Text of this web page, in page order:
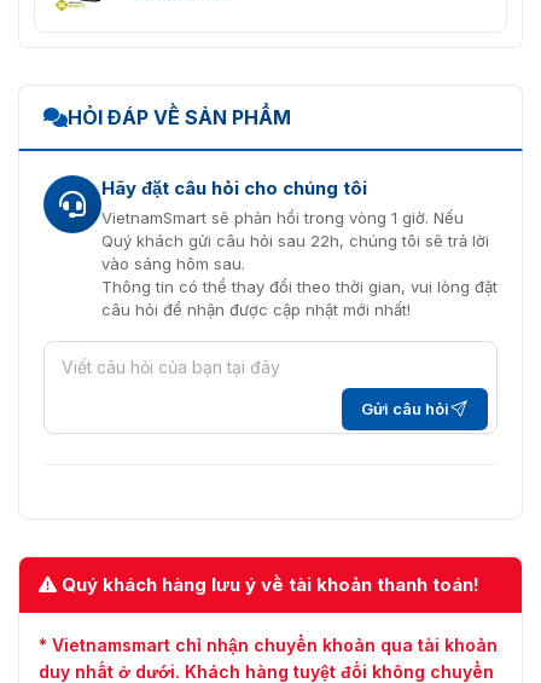
HỎI ĐÁP VỀ SẢN PHẨM
Hãy đặt câu hỏi cho chúng tôi
VietnamSmart sẽ phản hồi trong vòng 1 giờ. Nếu
Quý khách gửi câu hỏi sau 22h, chúng tôi sẽ trả lời
vào sáng hôm sau.
Thông tin có thể thay đổi theo thời gian, vui lòng đặt
câu hỏi để nhận được cập nhật mới nhất!
Gửi câu hỏi
Quý khách hàng lưu ý về tài khoản thanh toán!
* Vietnamsmart chỉ nhận chuyển khoản qua tài khoản
duy nhất ở dưới. Khách hàng tuyệt đối không chuyển